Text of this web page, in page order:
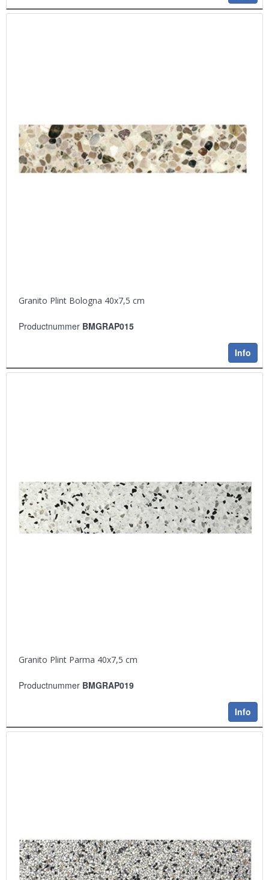
Granito Plint Bologna 40x7,5 cm
Productnummer BMGRAP015
Info
Granito Plint Parma 40x7,5 cm
Productnummer BMGRAP019
Info